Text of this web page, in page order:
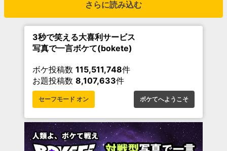
さらに読み込む
3秒で笑える大喜利サービス
写真で一言ボケて(bokete)
ボケ投稿数 115,511,748件
お題投稿数 8,107,633件
セーフモード オン ボケてへようこそ